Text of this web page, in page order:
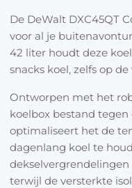
ruimte en biedt
ijspak op te bergen.
maken het mogelijk
te bevestigen,
eindeloos zijn.
Of je nu gaat
naar het strand
voor je klaar.
koelbox garandeert
De DeWalt DXC45QT
voor al je
42 liter houdt deze
snacks koel, zelfs op
Ontworpen met het
koelbox bestand
optimaliseert het de
dagenlang koel te
terwijl de versterkte